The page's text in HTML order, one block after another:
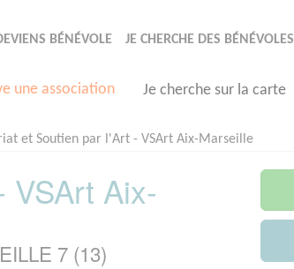
BÉNÉVOLE JE CHERCHE DES BÉNÉVOLES
une association Je cherche sur la carte
et Soutien par l'Art - VSArt Aix-Marseille
Aix-
7 (13)